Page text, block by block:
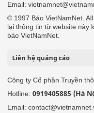
Email:
© 1997 Báo VietNamNet.
lại thông tin từ website này
báo VietNamNet.
Liên hệ quảng cáo
Công ty Cổ phần Truyền
Hotline: 0919405885 (Hà
Email: